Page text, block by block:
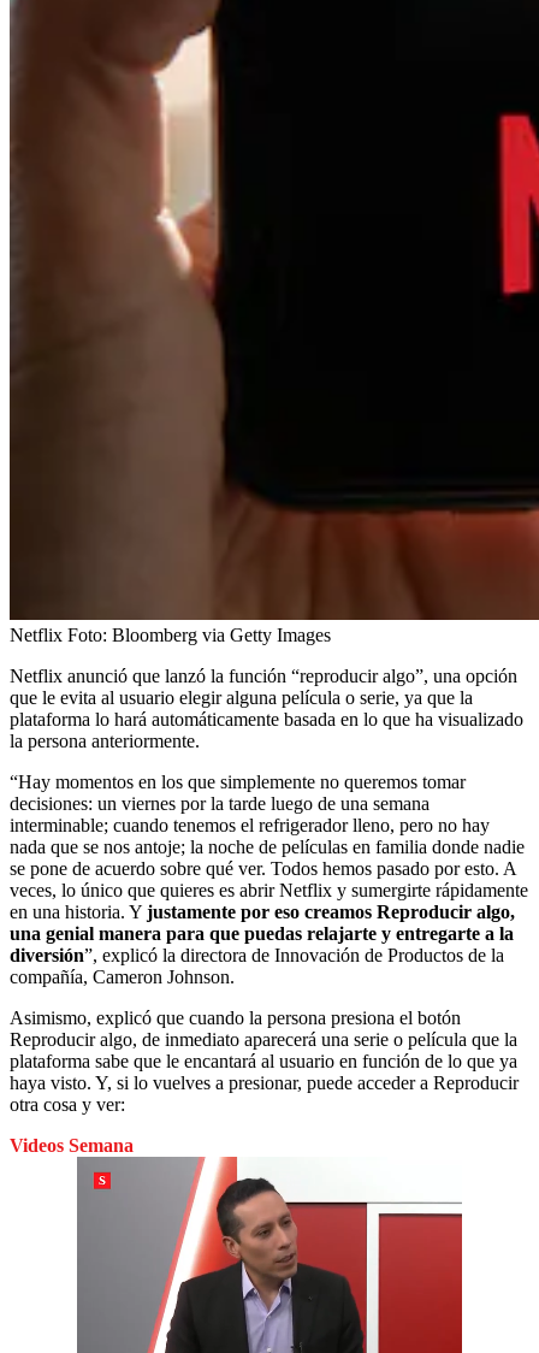
Netflix Foto: Bloomberg via Getty Images
Netflix anunció que lanzó la función “reproducir algo”, una opción
que le evita al usuario elegir alguna película o serie, ya que la
plataforma lo hará automáticamente basada en lo que ha visualizado
la persona anteriormente.
“Hay momentos en los que simplemente no queremos tomar
decisiones: un viernes por la tarde luego de una semana
interminable; cuando tenemos el refrigerador lleno, pero no hay
nada que se nos antoje; la noche de películas en familia donde nadie
se pone de acuerdo sobre qué ver. Todos hemos pasado por esto. A
veces, lo único que quieres es abrir Netflix y sumergirte rápidamente
en una historia. Y justamente por eso creamos Reproducir algo,
una genial manera para que puedas relajarte y entregarte a la
diversión”, explicó la directora de Innovación de Productos de la
compañía, Cameron Johnson.
Asimismo, explicó que cuando la persona presiona el botón
Reproducir algo, de inmediato aparecerá una serie o película que la
plataforma sabe que le encantará al usuario en función de lo que ya
haya visto. Y, si lo vuelves a presionar, puede acceder a Reproducir
otra cosa y ver:
Videos Semana